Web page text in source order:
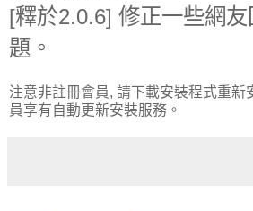
[釋於2.0.6] 修正一些網友
題。
注意非註冊會員, 請下載安裝程式重新
員享有自動更新安裝服務。